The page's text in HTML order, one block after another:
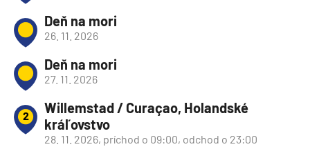
Deň na mori
26. 11. 2026
Deň na mori
27. 11. 2026
2
Willemstad / Curaçao, Holandské
kráľovstvo
28. 11. 2026, príchod o 09:00, odchod o 23:00